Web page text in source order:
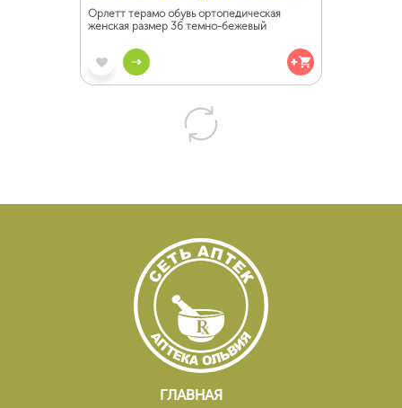
Орлетт терамо обувь ортопедическая
женская размер 36 темно-бежевый
ГЛАВНАЯ